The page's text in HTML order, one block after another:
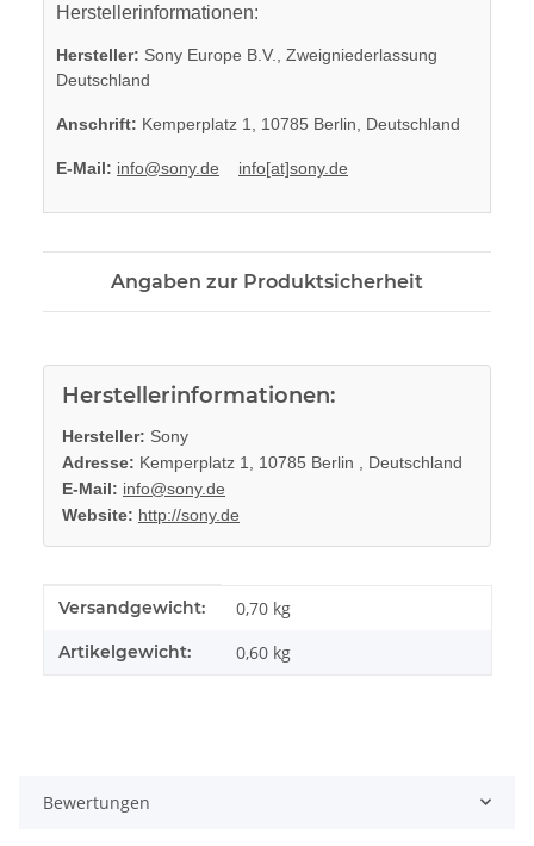
Herstellerinformationen:
Hersteller: Sony Europe B.V., Zweigniederlassung
Deutschland
Anschrift: Kemperplatz 1, 10785 Berlin, Deutschland
E-Mail: info@sony.de info[at]sony.de
Angaben zur Produktsicherheit
Herstellerinformationen:
Hersteller: Sony
Adresse: Kemperplatz 1, 10785 Berlin , Deutschland
E-Mail: info@sony.de
Website: http://sony.de
Produkteigenschaft
Wert
Versandgewicht: 0,70 kg
Artikelgewicht: 0,60 kg
Bewertungen